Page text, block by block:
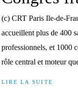
(c) CRT Paris Ile-de-
accueillent plus de 400
professionnels, et 1000
rôle central et moteur
LIRE LA SUITE